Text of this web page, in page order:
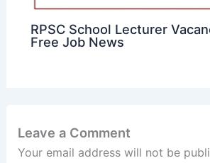
RPSC School Lecturer
Free Job News
Leave a Comment
Your email address will not be